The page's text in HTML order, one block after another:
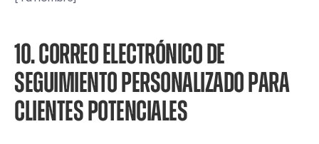
10. CORREO ELECTRÓNICO DE
SEGUIMIENTO PERSONALIZADO PARA
CLIENTES POTENCIALES